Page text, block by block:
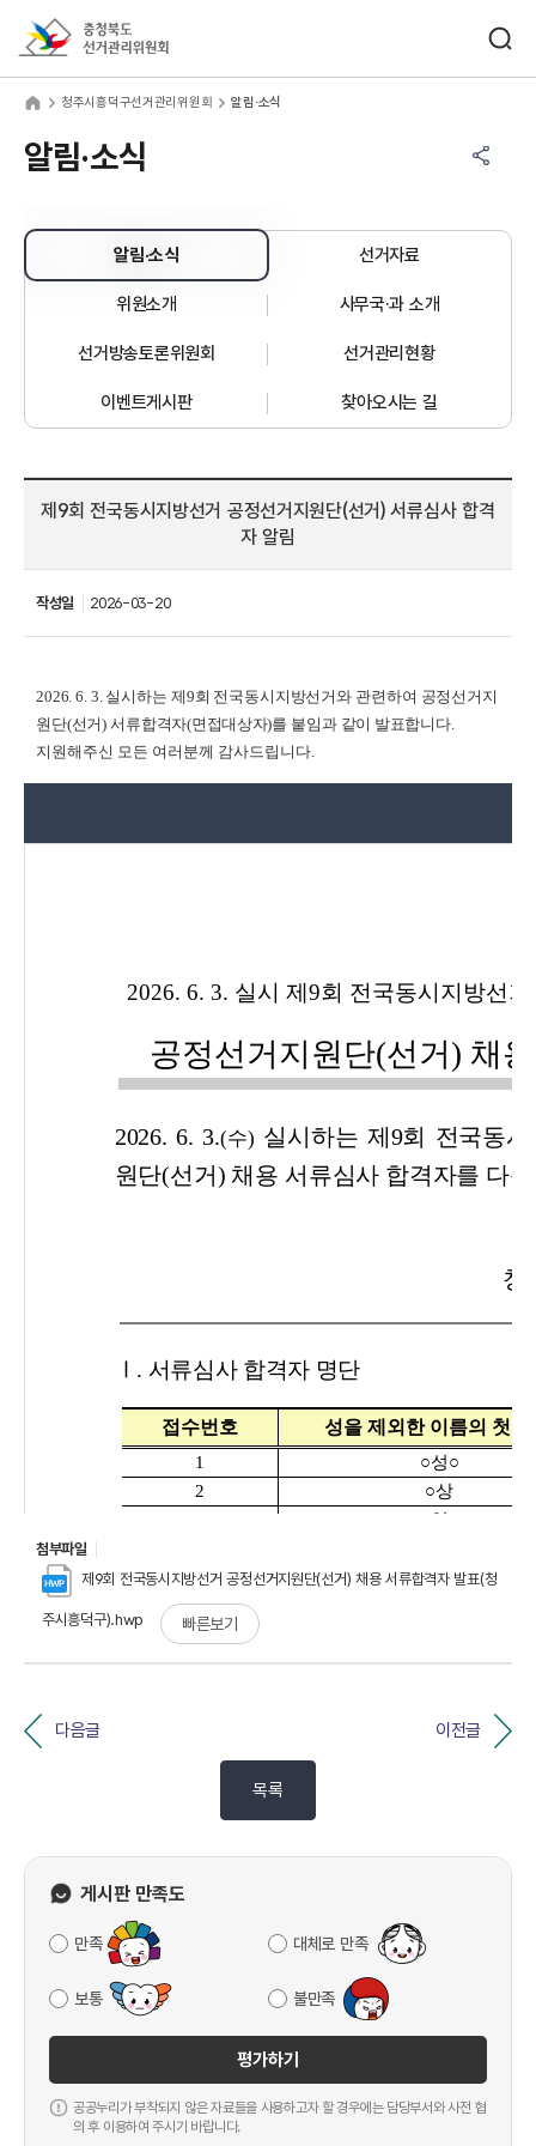
청주시흥덕구선거관리위원회 알림·소식
알림·소식
알림·소식 선거자료
위원소개 사무국·과 소개
선거방송토론위원회 선거관리현황
이벤트게시판 찾아오시는 길
제9회 전국동시지방선거 공정선거지원단(선거) 서류심사 합격
자 알림
작성일 2026-03-20
2026. 6. 3. 실시하는 제9회 전국동시지방선거와 관련하여 공정선거지
원단(선거) 서류합격자(면접대상자)를 붙임과 같이 발표합니다.
지원해주신 모든 여러분께 감사드립니다.
첨부파일
제9회 전국동시지방선거 공정선거지원단(선거) 채용 서류합격자 발표(청
주시흥덕구).hwp 빠른보기
다음글 이전글
목록
게시판 만족도
만족 대체로 만족
보통 불만족
평가하기
공공누리가 부착되지 않은 자료들을 사용하고자 할 경우에는 담당부서와 사전 협
의 후 이용하여 주시기 바랍니다.